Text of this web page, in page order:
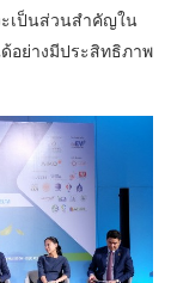
ะเป็นส่วนสำคัญใน
อย่างมีประสิทธิภาพ